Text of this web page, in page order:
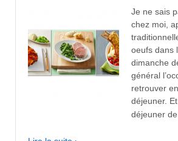
Je ne sais
chez moi,
oeufs dans
dimanche
général
retrouver
déjeuner.
déjeuner de